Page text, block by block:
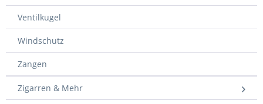
Ventilkugel
Windschutz
Zangen
Zigarren & Mehr